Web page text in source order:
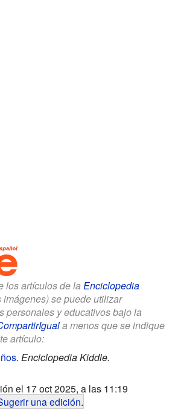
los artículos de la Enciclopedia
imágenes) se puede utilizar
personales y educativos bajo la
a menos que se indique
artículo:
. Enciclopedia Kiddle.
el 17 oct 2025, a las 11:19
una edición.